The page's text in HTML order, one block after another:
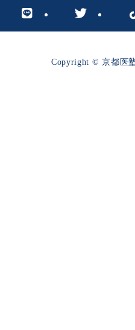
Copyright © 京都医